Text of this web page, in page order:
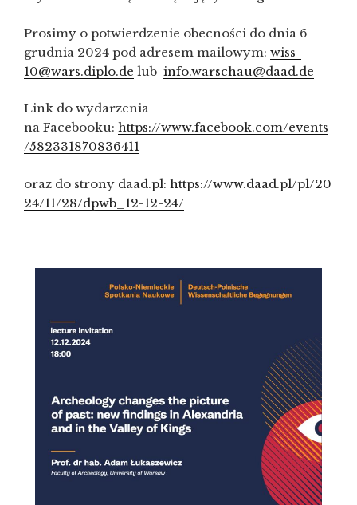
Prosimy o potwierdzenie obecności do dnia 6
grudnia 2024 pod adresem mailowym: wiss-
10@wars.diplo.de lub info.warschau@daad.de
Link do wydarzenia
na Facebooku: https://www.facebook.com/events
/582331870836411
oraz do strony daad.pl: https://www.daad.pl/pl/20
24/11/28/dpwb_12-12-24/